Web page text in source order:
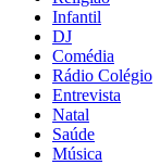
Infantil
DJ
Comédia
Rádio Colégio
Entrevista
Natal
Saúde
Música